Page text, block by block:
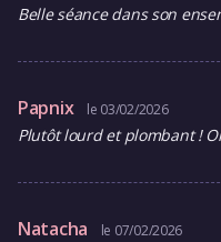
Belle séance dans son
Papnix le 03/02/2026
Plutôt lourd et plombant !
Natacha le 07/02/2026